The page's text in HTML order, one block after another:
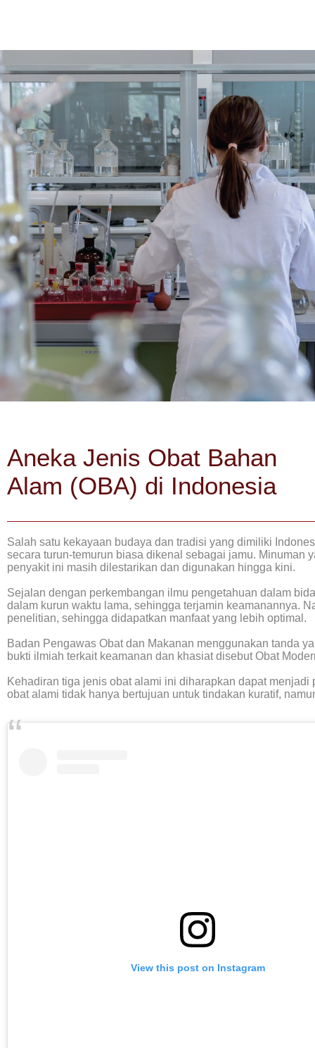
Aneka Jenis Obat Bahan
Alam (OBA) di Indonesia
Salah satu kekayaan budaya dan tradisi yang dimiliki
secara turun-temurun biasa dikenal sebagai jamu. Minuman
penyakit ini masih dilestarikan dan digunakan hingga kini.
Sejalan dengan perkembangan ilmu pengetahuan dalam
dalam kurun waktu lama, sehingga terjamin keamanannya.
penelitian, sehingga didapatkan manfaat yang lebih optimal.
Badan Pengawas Obat dan Makanan menggunakan tanda
bukti ilmiah terkait keamanan dan khasiat disebut Obat
Kehadiran tiga jenis obat alami ini diharapkan dapat
obat alami tidak hanya bertujuan untuk tindakan kuratif,
View this post on Instagram